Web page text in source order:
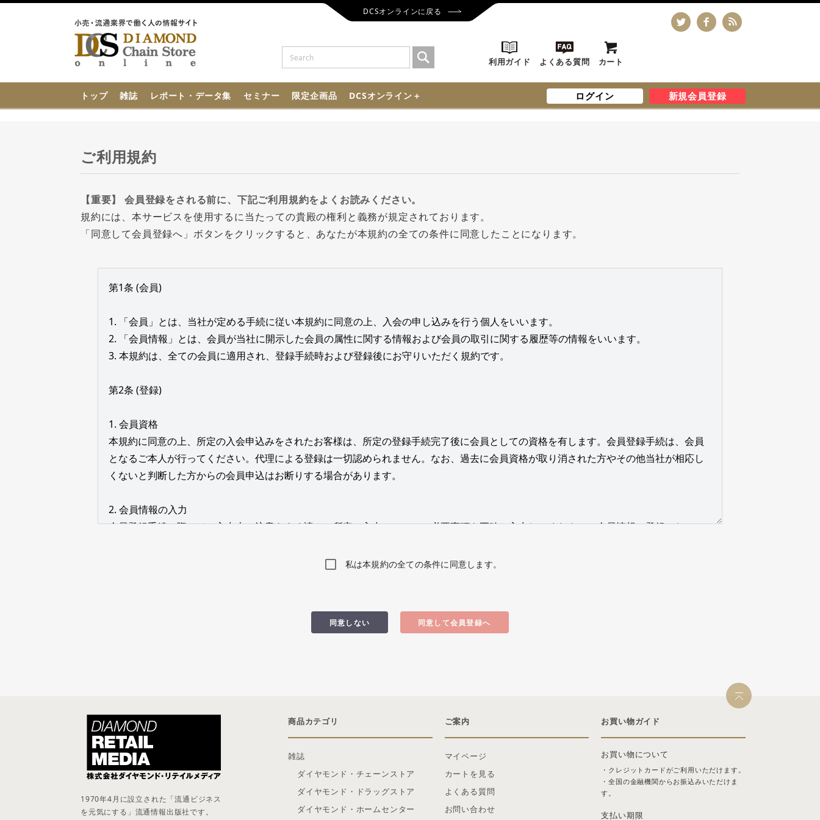
DCSオンラインに戻る
利用ガイド よくある質問 カート
トップ 雑誌 レポート・データ集 セミナー 限定企画品 DCSオンライン＋ ログイン 新規会員登録
ご利用規約
【重要】 会員登録をされる前に、下記ご利用規約をよくお読みください。
規約には、本サービスを使用するに当たっての貴殿の権利と義務が規定されております。
「同意して会員登録へ」ボタンをクリックすると、あなたが本規約の全ての条件に同意したことになります。
私は本規約の全ての条件に同意します。
同意して会員登録へ
同意しない
商品カテゴリ
雑誌
ダイヤモンド・チェーンストア
ダイヤモンド・ドラッグストア
ダイヤモンド・ホームセンター
ご案内
マイページ
カートを見る
よくある質問
お問い合わせ
お買い物ガイド
お買い物について
・クレジットカードがご利用いただけます。
・全国の金融機関からお振込みいただけま
す。
支払い期限
1970年4月に設立された「流通ビジネス
を元気にする」流通情報出版社です。